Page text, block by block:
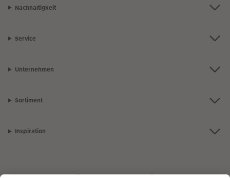
Nachhaltigkeit
Service
Unternehmen
Sortiment
Inspiration